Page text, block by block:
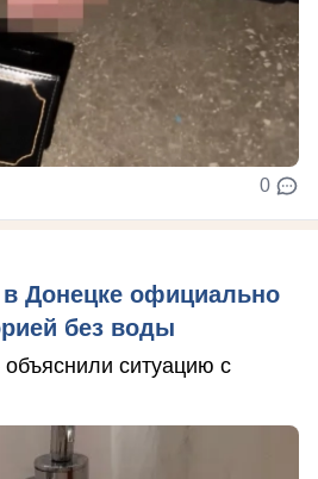
0
Донецке официально
без воды
ситуацию с